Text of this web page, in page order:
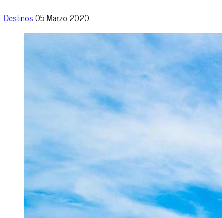
Destinos05 Marzo 2020